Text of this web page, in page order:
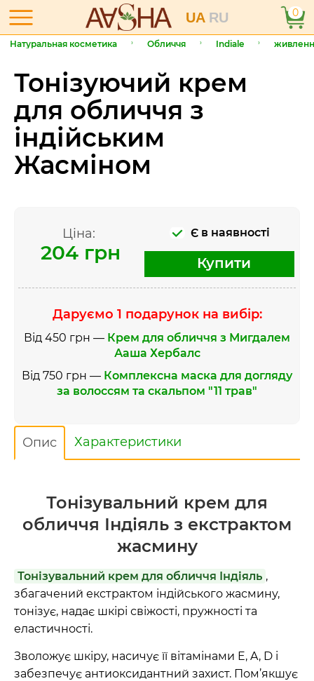
UA RU 0
Натуральная косметика Обличчя Indiale
Тонізуючий крем
для обличчя з
індійським
Жасміном
Ціна:
204 грн
Є в наявності
Купити
Даруємо 1 подарунок на вибір:
Від 450 грн — Крем для обличчя з Мигдалем
Ааша Хербалс
Від 750 грн — Комплексна маска для догляду
за волоссям та скальпом "11 трав"
Опис Характеристики
Тонізувальний крем для
обличчя Індіяль з екстрактом
жасмину
Тонізувальний крем для обличчя Індіяль ,
збагачений екстрактом індійського жасмину,
тонізує, надає шкірі свіжості, пружності та
еластичності.
Зволожує шкіру, насичує її вітамінами E, A, D і
забезпечує антиоксидантний захист. Пом’якшує